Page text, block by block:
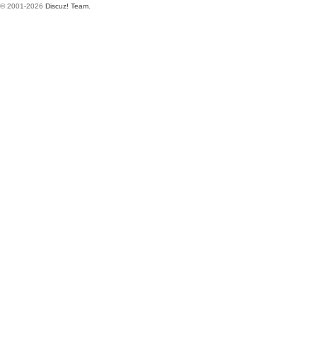
© 2001-2026 Discuz! Team